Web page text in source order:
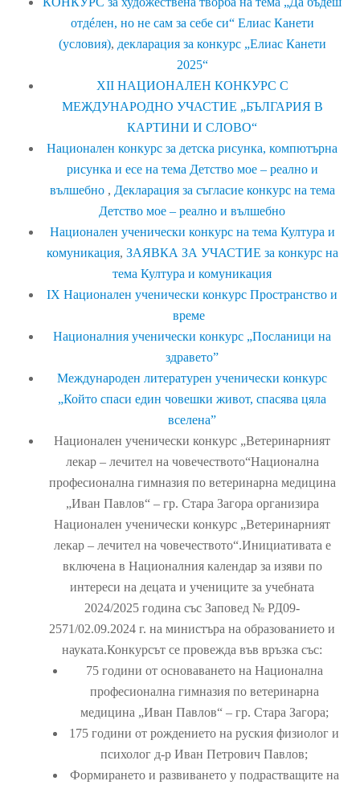
отдéлен, но не сам за себе си“ Елиас Канети
(условия), декларация за конкурс „Елиас Канети
2025“
XII НАЦИОНАЛЕН КОНКУРС С
МЕЖДУНАРОДНО УЧАСТИЕ „БЪЛГАРИЯ В
КАРТИНИ И СЛОВО“
Национален конкурс за детска рисунка, компютърна
рисунка и есе на тема Детство мое – реално и
вълшебно, Декларация за съгласие конкурс на тема
Детство мое – реално и вълшебно
Национален ученически конкурс на тема Култура и
комуникация, ЗАЯВКА ЗА УЧАСТИЕ за конкурс на
тема Култура и комуникация
IX Национален ученически конкурс Пространство и
време
Националния ученически конкурс „Посланици на
здравето”
Международен литературен ученически конкурс
„Който спаси един човешки живот, спасява цяла
вселена”
Национален ученически конкурс „Ветеринарният
лекар – лечител на човечеството“Национална
професионална гимназия по ветеринарна медицина
„Иван Павлов“ – гр. Стара Загора организира
Национален ученически конкурс „Ветеринарният
лекар – лечител на човечеството“.Инициативата е
включена в Националния календар за изяви по
интереси на децата и учениците за учебната
2024/2025 година със Заповед № РД09-
2571/02.09.2024 г. на министъра на образованието и
науката.Конкурсът се провежда във връзка със:
75 години от основаването на Национална
професионална гимназия по ветеринарна
медицина „Иван Павлов“ – гр. Стара Загора;
175 години от рождението на руския физиолог и
психолог д-р Иван Петрович Павлов;
Формирането и развиването у подрастващите на